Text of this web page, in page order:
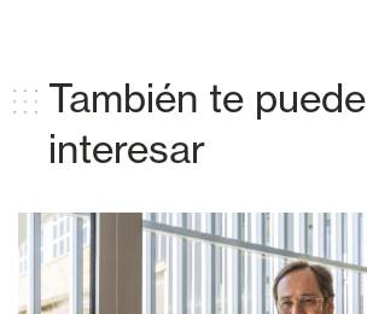
También te puede
interesar